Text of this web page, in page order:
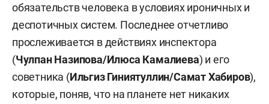
обязательств человека в условиях ироничных и
деспотичных систем. Последнее отчетливо
прослеживается в действиях инспектора
(Чулпан Назипова/Илюса Камалиева) и его
советника (Ильгиз Гиниятуллин/Самат Хабиров),
которые, поняв, что на планете нет никаких